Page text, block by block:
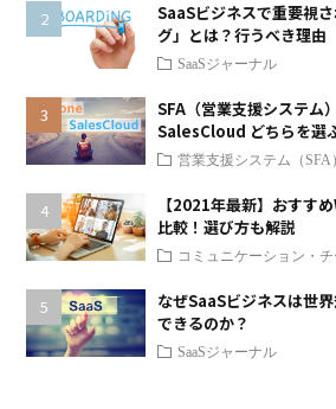
SaaSビジネスで重要視
グ」とは？行うべき理由
SaaSジャーナル
SFA（営業支援システ
SalesCloud どちらを選
営業支援システム（SFA
【2021年最新】おすす
比較！選び方も解説
コミュニケーション・
なぜSaaSビジネスは世
できるのか？
SaaSジャーナル